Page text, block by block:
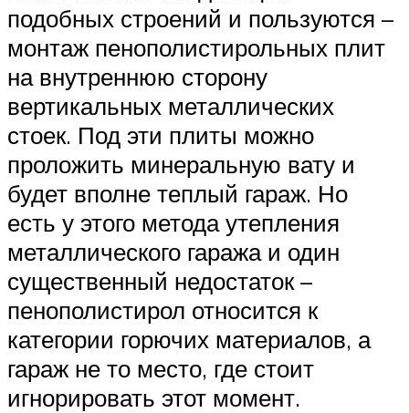
подобных строений и пользуются –
монтаж пенополистирольных плит
на внутреннюю сторону
вертикальных металлических
стоек. Под эти плиты можно
проложить минеральную вату и
будет вполне теплый гараж. Но
есть у этого метода утепления
металлического гаража и один
существенный недостаток –
пенополистирол относится к
категории горючих материалов, а
гараж не то место, где стоит
игнорировать этот момент.